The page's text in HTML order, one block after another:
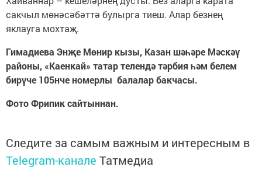
сакчыл мөнәсәбәттә булырга тиеш. Алар безнең
яклауга мохтаҗ.
Гимадиева Энҗе Мөнир кызы, Казан шәһәре Мәскәү
районы, «Каенкай» татар телендә тәрбия һәм белем
бирүче 105нче номерлы балалар бакчасы.
Фото Фрипик сайтыннан.
Следите за самым важным и интересным в
Telegram-канале Татмедиа